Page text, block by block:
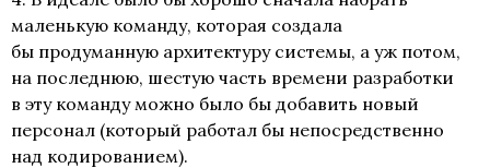
маленькую команду, которая создала
бы продуманную архитектуру системы, а уж потом,
на последнюю, шестую часть времени разработки
в эту команду можно было бы добавить новый
персонал (который работал бы непосредственно
над кодированием).